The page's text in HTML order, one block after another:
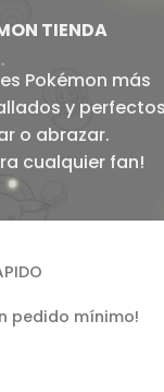
TIENDA
Pokémon más
y perfectos
o abrazar.
cualquier fan!
pedido mínimo!